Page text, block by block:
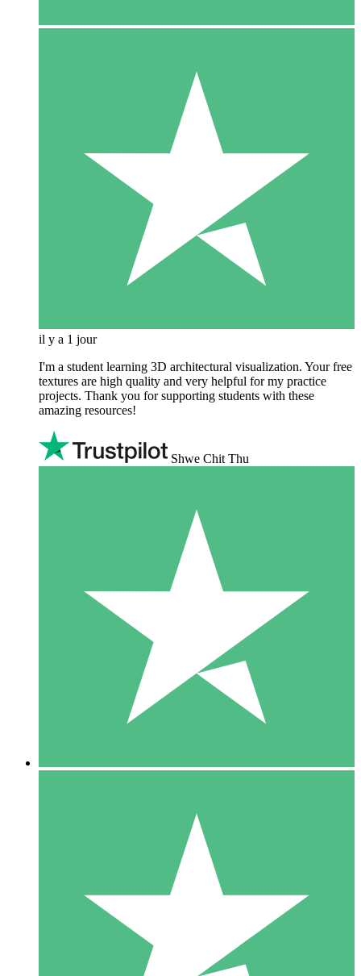
il y a 1 jour
I'm a student learning 3D architectural visualization. Your free
textures are high quality and very helpful for my practice
projects. Thank you for supporting students with these
amazing resources!
Shwe Chit Thu